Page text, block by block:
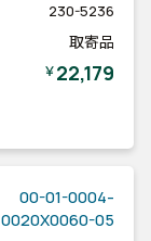
230-5236
取寄品
￥22,179
00-01-0004-
0020X0060-05